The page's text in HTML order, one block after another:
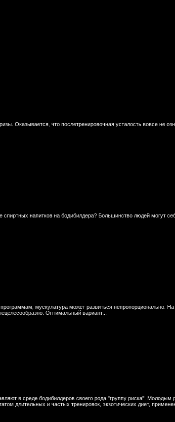
Оказывается, что послетренировочная усталость вовсе не
спиртных напитков на бодибилдера? Большинство людей могут
мускулатура может развиться непропорционально.
Оптимальный вариант...
в среде бодибилдеров своего рода "группу риска".
длительных и частых тренировок, экзотических диет,